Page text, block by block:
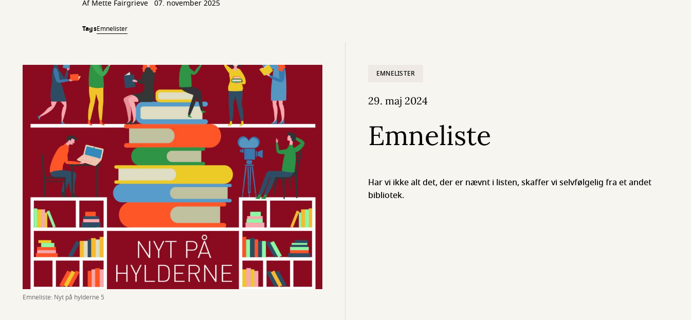
AfMette Fairgrieve 07. november 2025
TagsEmnelister
Emneliste: Nyt på hylderne 5
EMNELISTER
29. maj 2024
Emneliste
Har vi ikke alt det, der er nævnt i listen, skaffer vi selvfølgelig fra et andet
bibliotek.